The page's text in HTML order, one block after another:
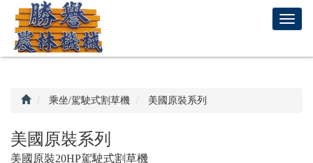
T
回
首
頁
乘坐/駕駛式割草機 美國原裝系列
美國原裝系列
美國原裝20HP駕駛式割草機